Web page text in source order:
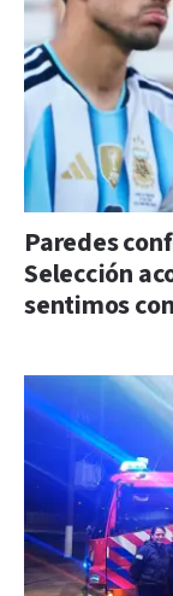
Paredes
Selección
sentimos